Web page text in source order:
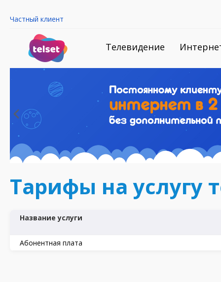
Частный клиент
Телевидение
Тарифы на услугу
Название услуги
Абонентная плата